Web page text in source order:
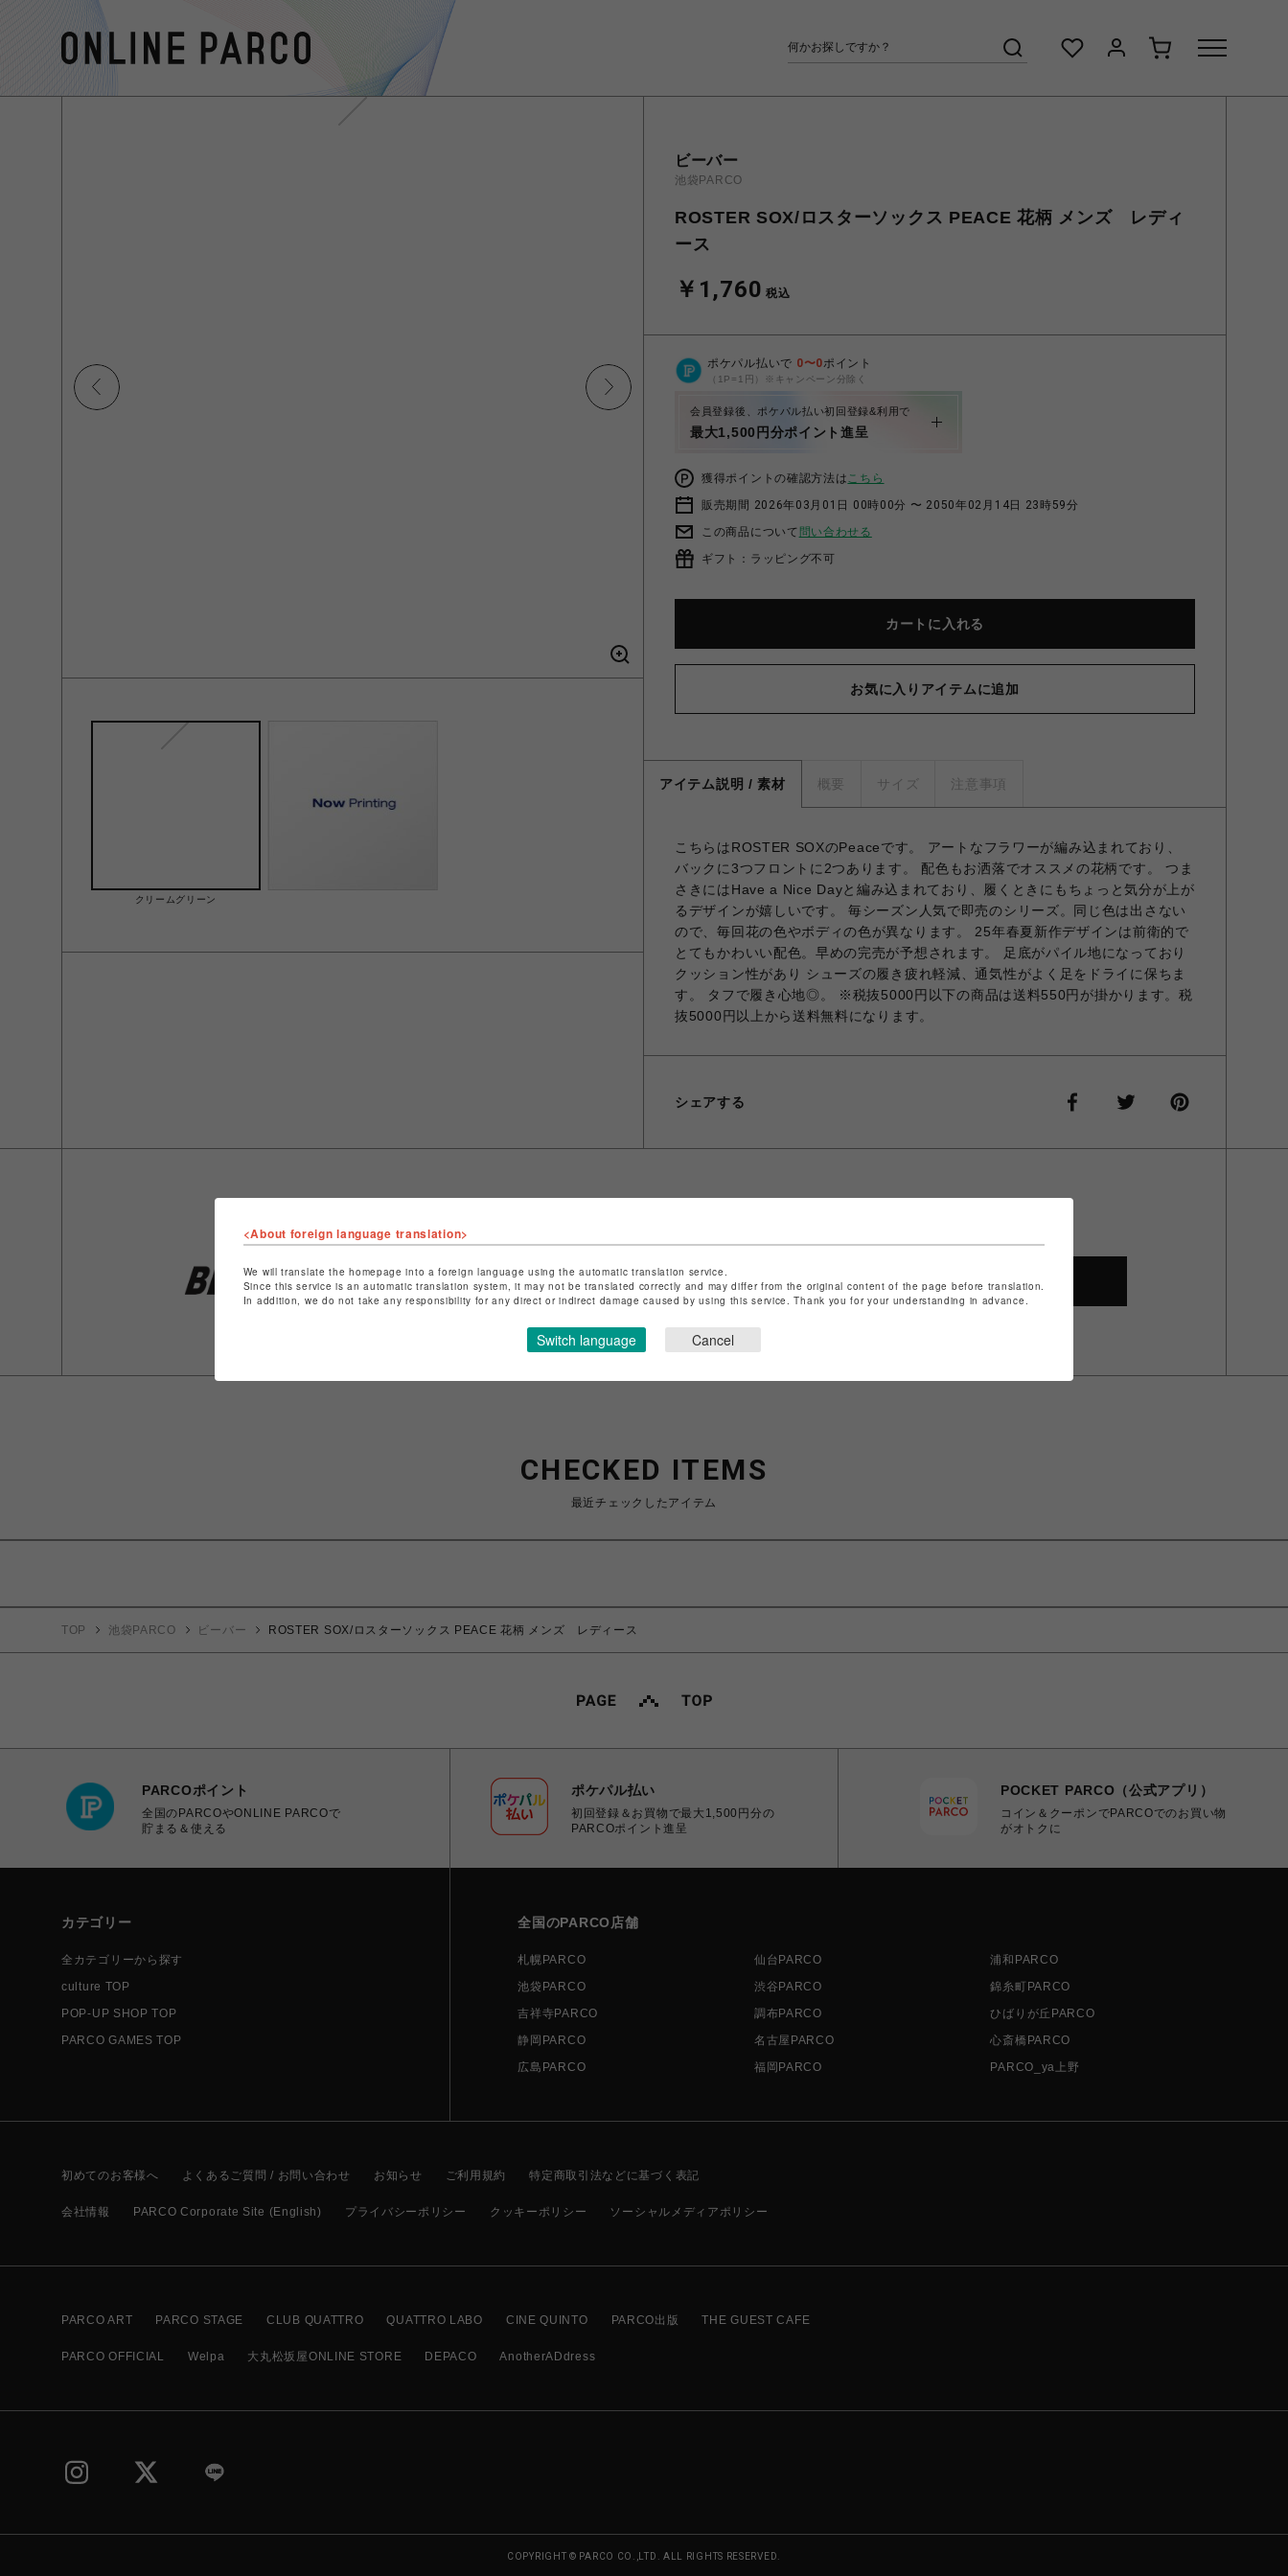
クリームグリーン
ビーバー
池袋PARCO
ROSTER SOX/ロスターソックス PEACE 花柄 メンズ レディ
ース
￥1,760 税込
ポケパル払いで 0〜0ポイント
（1P=1円）※キャンペーン分除く
会員登録後、ポケパル払い初回登録&利用で
最大1,500円分ポイント進呈
獲得ポイントの確認方法はこちら
販売期間 2026年03月01日 00時00分 〜 2050年02月14日 23時59分
この商品について 問い合わせる
ギフト：ラッピング不可
カートに入れる
お気に入りアイテムに追加
アイテム説明 / 素材 概要 サイズ 注意事項
こちらはROSTER SOXのPeaceです。 アートなフラワーが編み込まれており、
バックに3つフロントに2つあります。 配色もお洒落でオススメの花柄です。 つま
さきにはHave a Nice Dayと編み込まれており、履くときにもちょっと気分が上が
るデザインが嬉しいです。 毎シーズン人気で即売のシリーズ。同じ色は出さない
ので、毎回花の色やボディの色が異なります。 25年春夏新作デザインは前衛的で
とてもかわいい配色。早めの完売が予想されます。 足底がパイル地になっており
クッション性があり シューズの履き疲れ軽減、通気性がよく足をドライに保ちま
す。 タフで履き心地◎。 ※税抜5000円以下の商品は送料550円が掛かります。税
抜5000円以上から送料無料になります。
シェアする
ショップ名
特定商取引法など法令に基づく表記はこちら
ショップお問い合わせはこちら
SHOP TOP
CHECKED ITEMS
最近チェックしたアイテム
TOP 池袋PARCO ビーバー ROSTER SOX/ロスターソックス PEACE 花柄 メンズ レディース
PARCOポイント
全国のPARCOやONLINE PARCOで
貯まる＆使える
ポケパル払い
初回登録＆お買物で最大1,500円分の
PARCOポイント進呈
POCKET PARCO（公式アプリ）
コイン＆クーポンでPARCOでのお買い物
がオトクに
カテゴリー
全カテゴリーから探す
culture TOP
POP-UP SHOP TOP
PARCO GAMES TOP
全国のPARCO店舗
札幌PARCO 仙台PARCO
浦和PARCO
池袋PARCO
渋谷PARCO
錦糸町PARCO
吉祥寺PARCO
調布PARCO
ひばりが丘PARCO
静岡PARCO
名古屋PARCO
心斎橋PARCO
広島PARCO
福岡PARCO PARCO_ya上野
初めてのお客様へ よくあるご質問 / お問い合わせ お知らせ ご利用規約 特定商取引法などに基づく表記
会社情報 PARCO Corporate Site (English) プライバシーポリシー クッキーポリシー ソーシャルメディアポリシー
PARCO ART PARCO STAGE CLUB QUATTRO QUATTRO LABO CINE QUINTO PARCO出版 THE GUEST CAFE
PARCO OFFICIAL Welpa 大丸松坂屋ONLINE STORE DEPACO AnotherADdress
COPYRIGHT © PARCO CO.,LTD. ALL RIGHTS RESERVED.
<About foreign language translation>
We will translate the homepage into a foreign language using the automatic translation service.
Since this service is an automatic translation system, it may not be translated correctly and may differ from the original content of the page before translation.
In addition, we do not take any responsibility for any direct or indirect damage caused by using this service. Thank you for your understanding in advance.
Switch language Cancel